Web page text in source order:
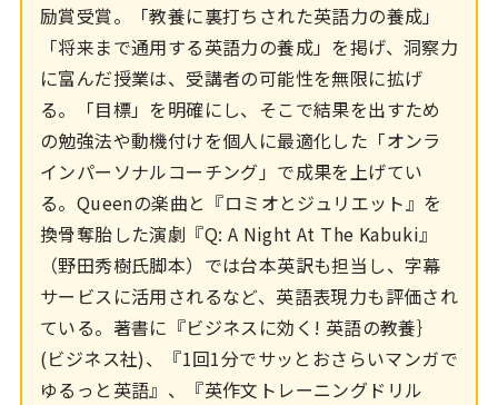
励賞受賞。「教養に裏打ちされた英語力の養成」
「将来まで通用する英語力の養成」を掲げ、洞察力
に富んだ授業は、受講者の可能性を無限に拡げ
る。「目標」を明確にし、そこで結果を出すため
の勉強法や動機付けを個人に最適化した「オンラ
インパーソナルコーチング」で成果を上げてい
る。Queenの楽曲と『ロミオとジュリエット』を
換骨奪胎した演劇『Q: A Night At The Kabuki』
（野田秀樹氏脚本）では台本英訳も担当し、字幕
サービスに活用されるなど、英語表現力も評価され
ている。著書に『ビジネスに効く! 英語の教養｝
(ビジネス社)、『1回1分でサッとおさらいマンガで
ゆるっと英語』、『英作文トレーニングドリル